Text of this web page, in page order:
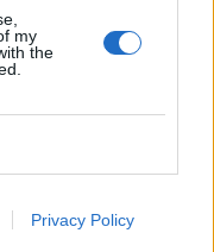
my
the
Privacy Policy
Γουάισμαν η